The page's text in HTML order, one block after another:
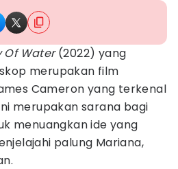
Of Water(2022) yang
merupakan film
Cameron yang terkenal
merupakan sarana bagi
menuangkan ide yang
palung Mariana,